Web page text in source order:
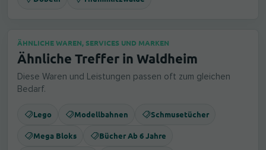
ÄHNLICHE WAREN, SERVICES UND MARKEN
Ähnliche Treffer in Waldheim
Diese Waren und Leistungen passen oft zum gleichen
Bedarf.
Lego Modellbahnen Schmusetücher
Mega Bloks Bücher Ab 6 Jahre